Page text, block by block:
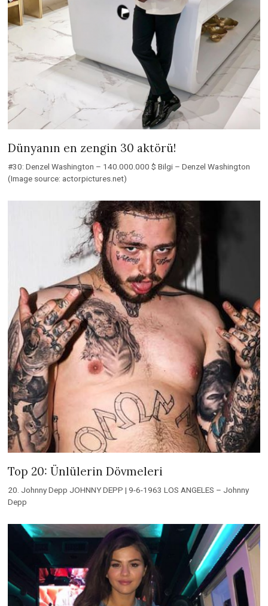
Dünyanın en zengin 30 aktörü!
#30: Denzel Washington – 140.000.000 $ Bilgi – Denzel Washington
(Image source: actorpictures.net)
Top 20: Ünlülerin Dövmeleri
20. Johnny Depp JOHNNY DEPP | 9-6-1963 LOS ANGELES – Johnny
Depp